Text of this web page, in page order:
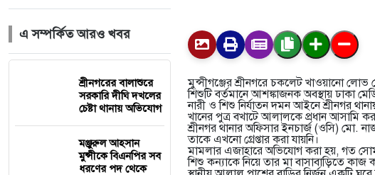
এ সম্পর্কিত আরও খবর
শ্রীনগরের বালাশুরে
সরকারি দীঘি দখলের
চেষ্টা থানায় অভিযোগ
মঞ্জুরুল আহসান
মুন্সীকে বিএনপির সব
ধরণের পদ থেকে
মুন্সীগঞ্জের শ্রীনগরে চকলেট খাওয়ানো
শিশুটি বর্তমানে আশঙ্কাজনক অবস্থায় ঢাকা
নারী ও শিশু নির্যাতন দমন আইনে শ্রীনগর
খানের পুত্র বখাটে আলালকে প্রধান আসামি
শ্রীনগর থানার অফিসার ইনচার্জ (ওসি) মো.
তাকে এখনো গ্রেপ্তার করা যায়নি।
মামলার এজাহারে অভিযোগ করা হয়, গত
শিশু কন্যাকে নিয়ে তার মা বাসাবাড়িতে